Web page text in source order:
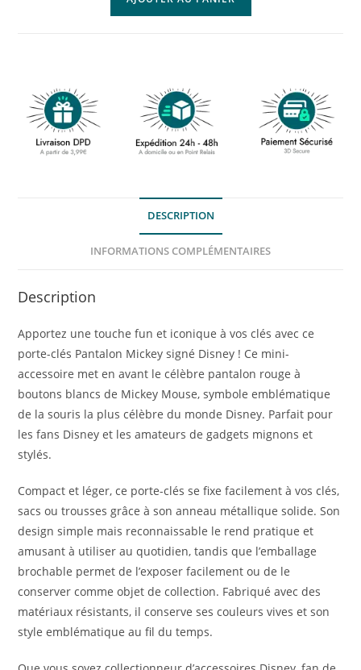
DESCRIPTION
INFORMATIONS COMPLÉMENTAIRES
Description
Apportez une touche fun et iconique à vos clés avec ce
porte-clés Pantalon Mickey signé Disney ! Ce mini-
accessoire met en avant le célèbre pantalon rouge à
boutons blancs de Mickey Mouse, symbole emblématique
de la souris la plus célèbre du monde Disney. Parfait pour
les fans Disney et les amateurs de gadgets mignons et
stylés.
Compact et léger, ce porte-clés se fixe facilement à vos clés,
sacs ou trousses grâce à son anneau métallique solide. Son
design simple mais reconnaissable le rend pratique et
amusant à utiliser au quotidien, tandis que l’emballage
brochable permet de l’exposer facilement ou de le
conserver comme objet de collection. Fabriqué avec des
matériaux résistants, il conserve ses couleurs vives et son
style emblématique au fil du temps.